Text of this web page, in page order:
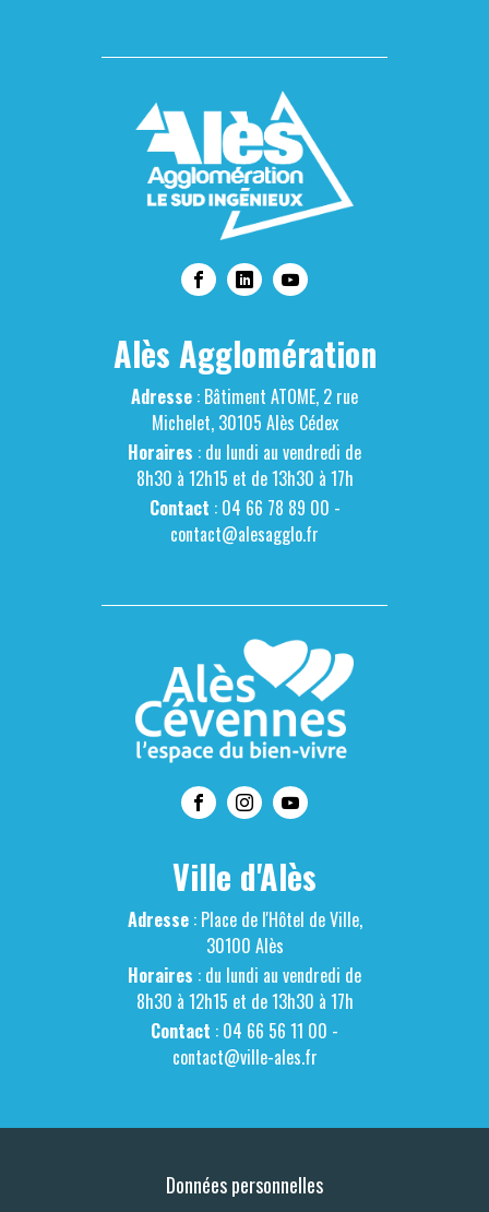
Alès Agglomération
Adresse : Bâtiment ATOME, 2 rue
Michelet, 30105 Alès Cédex
Horaires : du lundi au vendredi de
8h30 à 12h15 et de 13h30 à 17h
Contact : 04 66 78 89 00 -
contact@alesagglo.fr
Ville d'Alès
Adresse: Place de l'Hôtel de Ville,
30100 Alès
Horaires : du lundi au vendredi de
8h30 à 12h15 et de 13h30 à 17h
Contact : 04 66 56 11 00 -
contact@ville-ales.fr
Données personnelles